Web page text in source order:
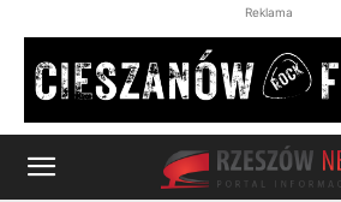
Reklama